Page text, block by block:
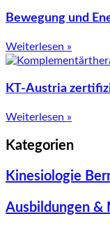
Bewegung und
Weiterlesen »
KT-Austria
Weiterlesen »
Kategorien
Kinesiologie
Ausbildungen &